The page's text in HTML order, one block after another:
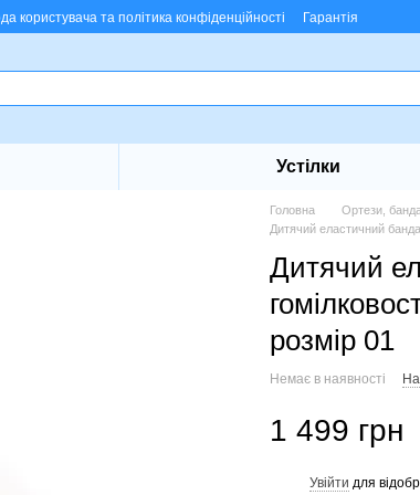
користувача та політика конфіденційності Гарантія
Устілки
Головна Ортези,
Дитячий еластичний
Дитячий
розмір 01
Немає в наявності
1 499 грн
Увійти для